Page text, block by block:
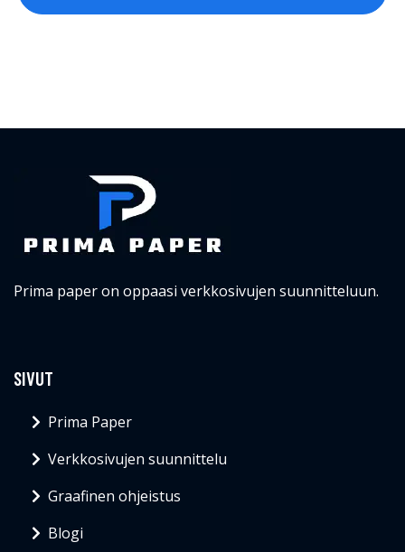
Prima paper on oppaasi verkkosivujen suunnitteluun.
SIVUT
Prima Paper
Verkkosivujen suunnittelu
Graafinen ohjeistus
Blogi